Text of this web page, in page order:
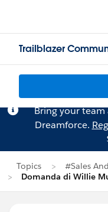
Trailblazer
Bring your
Dreamforce.
Topics
#Sales
Domanda di Willie